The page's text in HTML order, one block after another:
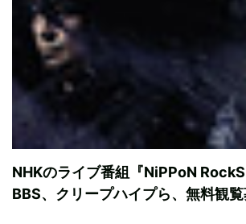
NHKのライブ番組『NiPPoN
BBS、クリープハイプら、無料観